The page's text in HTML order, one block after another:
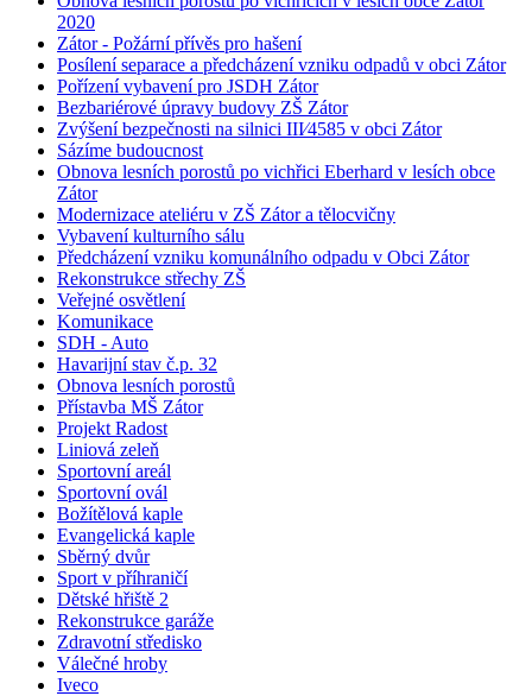
2020
Zátor - Požární přívěs pro hašení
Posílení separace a předcházení vzniku odpadů v obci Zátor
Pořízení vybavení pro JSDH Zátor
Bezbariérové úpravy budovy ZŠ Zátor
Zvýšení bezpečnosti na silnici III⁄4585 v obci Zátor
Sázíme budoucnost
Obnova lesních porostů po vichřici Eberhard v lesích obce
Zátor
Modernizace ateliéru v ZŠ Zátor a tělocvičny
Vybavení kulturního sálu
Předcházení vzniku komunálního odpadu v Obci Zátor
Rekonstrukce střechy ZŠ
Veřejné osvětlení
Komunikace
SDH - Auto
Havarijní stav č.p. 32
Obnova lesních porostů
Přístavba MŠ Zátor
Projekt Radost
Liniová zeleň
Sportovní areál
Sportovní ovál
Božítělová kaple
Evangelická kaple
Sběrný dvůr
Sport v příhraničí
Dětské hřiště 2
Rekonstrukce garáže
Zdravotní středisko
Válečné hroby
Iveco